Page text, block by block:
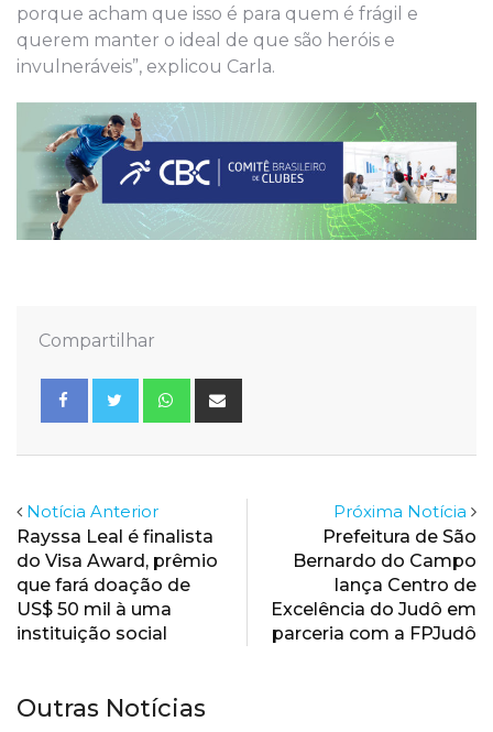
porque acham que isso é para quem é frágil e
querem manter o ideal de que são heróis e
invulneráveis”, explicou Carla.
Compartilhar
Whatsapp
Notícia Anterior
Rayssa Leal é finalista
do Visa Award, prêmio
que fará doação de
US$ 50 mil à uma
instituição social
Próxima Notícia
Prefeitura de São
Bernardo do Campo
lança Centro de
Excelência do Judô em
parceria com a FPJudô
Outras Notícias